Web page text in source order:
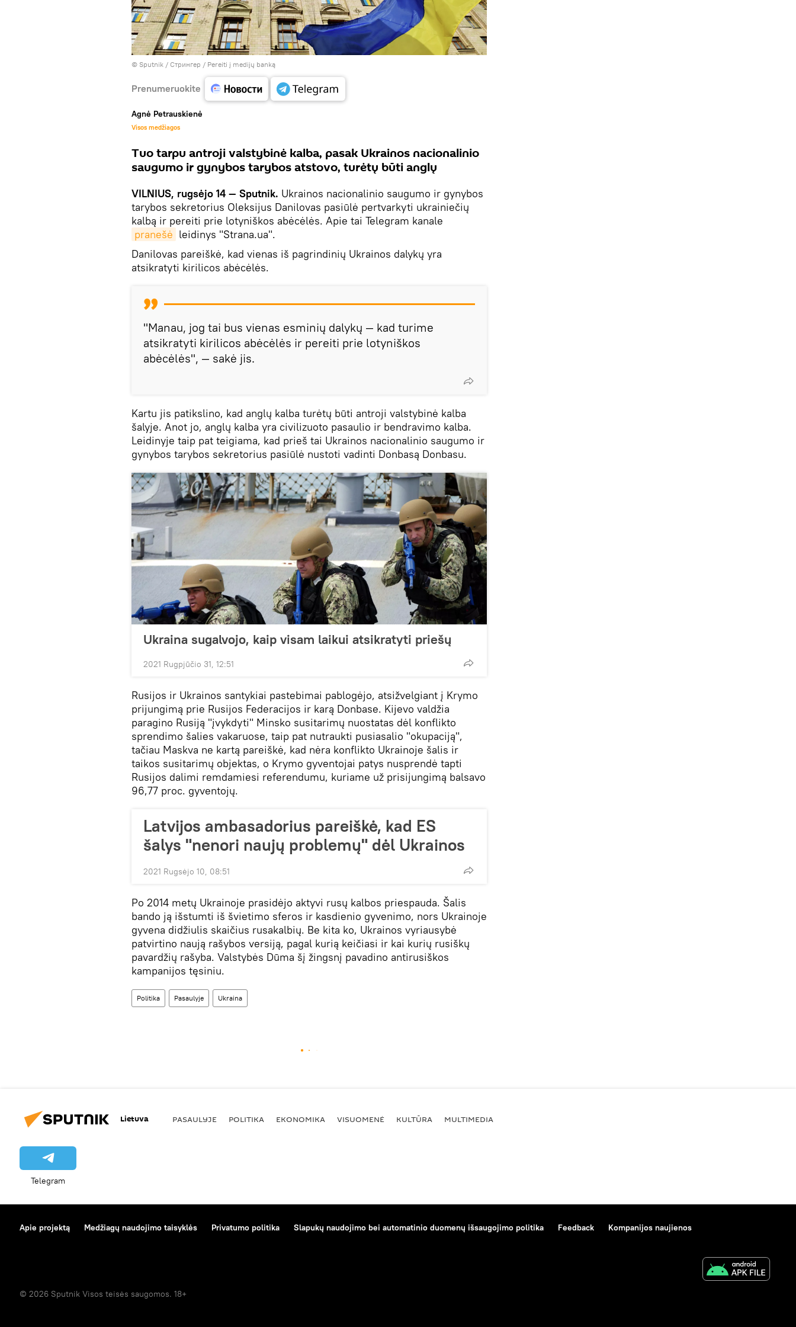
© Sputnik / Стрингер / Pereiti į medijų banką
Prenumeruokite
Agnė Petrauskienė
Visos medžiagos
Tuo tarpu antroji valstybinė kalba, pasak Ukrainos nacionalinio
saugumo ir gynybos tarybos atstovo, turėtų būti anglų
VILNIUS, rugsėjo 14 — Sputnik. Ukrainos nacionalinio saugumo ir gynybos
tarybos sekretorius Oleksijus Danilovas pasiūlė pertvarkyti ukrainiečių
kalbą ir pereiti prie lotyniškos abėcėlės. Apie tai Telegram kanale
pranešė leidinys "Strana.ua".
Danilovas pareiškė, kad vienas iš pagrindinių Ukrainos dalykų yra
atsikratyti kirilicos abėcėlės.
"Manau, jog tai bus vienas esminių dalykų — kad turime
atsikratyti kirilicos abėcėlės ir pereiti prie lotyniškos
abėcėlės", — sakė jis.
Kartu jis patikslino, kad anglų kalba turėtų būti antroji valstybinė kalba
šalyje. Anot jo, anglų kalba yra civilizuoto pasaulio ir bendravimo kalba.
Leidinyje taip pat teigiama, kad prieš tai Ukrainos nacionalinio saugumo ir
gynybos tarybos sekretorius pasiūlė nustoti vadinti Donbasą Donbasu.
Ukraina sugalvojo, kaip visam laikui atsikratyti priešų
2021 Rugpjūčio 31, 12:51
Rusijos ir Ukrainos santykiai pastebimai pablogėjo, atsižvelgiant į Krymo
prijungimą prie Rusijos Federacijos ir karą Donbase. Kijevo valdžia
paragino Rusiją "įvykdyti" Minsko susitarimų nuostatas dėl konflikto
sprendimo šalies vakaruose, taip pat nutraukti pusiasalio "okupaciją",
tačiau Maskva ne kartą pareiškė, kad nėra konflikto Ukrainoje šalis ir
taikos susitarimų objektas, o Krymo gyventojai patys nusprendė tapti
Rusijos dalimi remdamiesi referendumu, kuriame už prisijungimą balsavo
96,77 proc. gyventojų.
Latvijos ambasadorius pareiškė, kad ES
šalys "nenori naujų problemų" dėl Ukrainos
2021 Rugsėjo 10, 08:51
Po 2014 metų Ukrainoje prasidėjo aktyvi rusų kalbos priespauda. Šalis
bando ją išstumti iš švietimo sferos ir kasdienio gyvenimo, nors Ukrainoje
gyvena didžiulis skaičius rusakalbių. Be kita ko, Ukrainos vyriausybė
patvirtino naują rašybos versiją, pagal kurią keičiasi ir kai kurių rusiškų
pavardžių rašyba. Valstybės Dūma šį žingsnį pavadino antirusiškos
kampanijos tęsiniu.
Politika Pasaulyje Ukraina
Lietuva PASAULYJE POLITIKA EKONOMIKA VISUOMENĖ KULTŪRA MULTIMEDIA
Telegram
Apie projektą Medžiagų naudojimo taisyklės Privatumo politika Slapukų naudojimo bei automatinio duomenų išsaugojimo politika Feedback Kompanijos naujienos
© 2026 Sputnik Visos teisės saugomos. 18+